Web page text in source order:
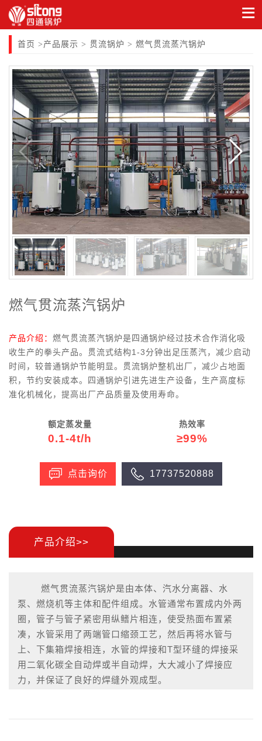
首页 > 产品展示 > 贯流锅炉 > 燃气贯流蒸汽锅炉
燃气贯流蒸汽锅炉
产品介绍： 燃气贯流蒸汽锅炉是四通锅炉经过技术合作消化吸
收生产的拳头产品。贯流式结构1-3分钟出足压蒸汽，减少启动
时间，较普通锅炉节能明显。贯流锅炉整机出厂，减少占地面
积，节约安装成本。四通锅炉引进先进生产设备，生产高度标
准化机械化，提高出厂产品质量及使用寿命。
额定蒸发量
0.1-4t/h
热效率
≥99%
点击询价 17737520888
产品介绍>>
燃气贯流蒸汽锅炉是由本体、汽水分离器、水
泵、燃烧机等主体和配件组成。水管通常布置成内外两
圈，管子与管子紧密用纵鳍片相连，使受热面布置紧
凑，水管采用了两端管口缩颈工艺，然后再将水管与
上、下集箱焊接相连，水管的焊接和T型环缝的焊接采
用二氧化碳全自动焊或半自动焊，大大减小了焊接应
力，并保证了良好的焊缝外观成型。